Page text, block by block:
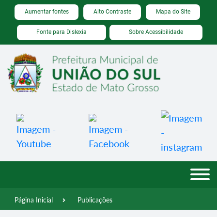
Seção de atalhos e links de acessibilidade
Ir para o conteúdo [alt+1]
Ir para o menu [alt+2]
Ir para a busca [alt+3]
Ir para o rodapé [alt+4]
Aumentar fontes Alto Contraste Mapa do Site
Fonte para Dislexia Sobre Acessibilidade
Página Inicial Publicações